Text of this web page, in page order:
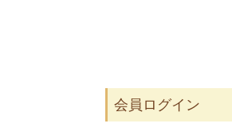
会員ログイン